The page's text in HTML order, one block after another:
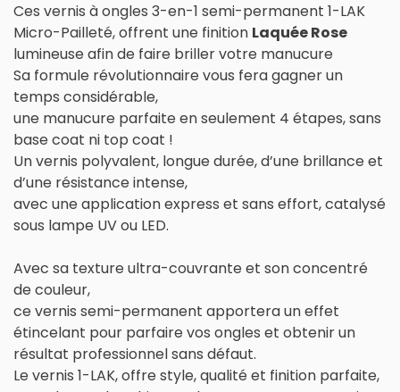
Ces vernis à ongles 3-en-1 semi-permanent 1-LAK
Micro-Pailleté, offrent une finition Laquée Rose
lumineuse afin de faire briller votre manucure
Sa formule révolutionnaire vous fera gagner un
temps considérable,
une manucure parfaite en seulement 4 étapes, sans
base coat ni top coat !
Un vernis polyvalent, longue durée, d’une brillance et
d’une résistance intense,
avec une application express et sans effort, catalysé
sous lampe UV ou LED.
Avec sa texture ultra-couvrante et son concentré
de couleur,
ce vernis semi-permanent apportera un effet
étincelant pour parfaire vos ongles et obtenir un
résultat professionnel sans défaut.
Le vernis 1-LAK, offre style, qualité et finition parfaite,